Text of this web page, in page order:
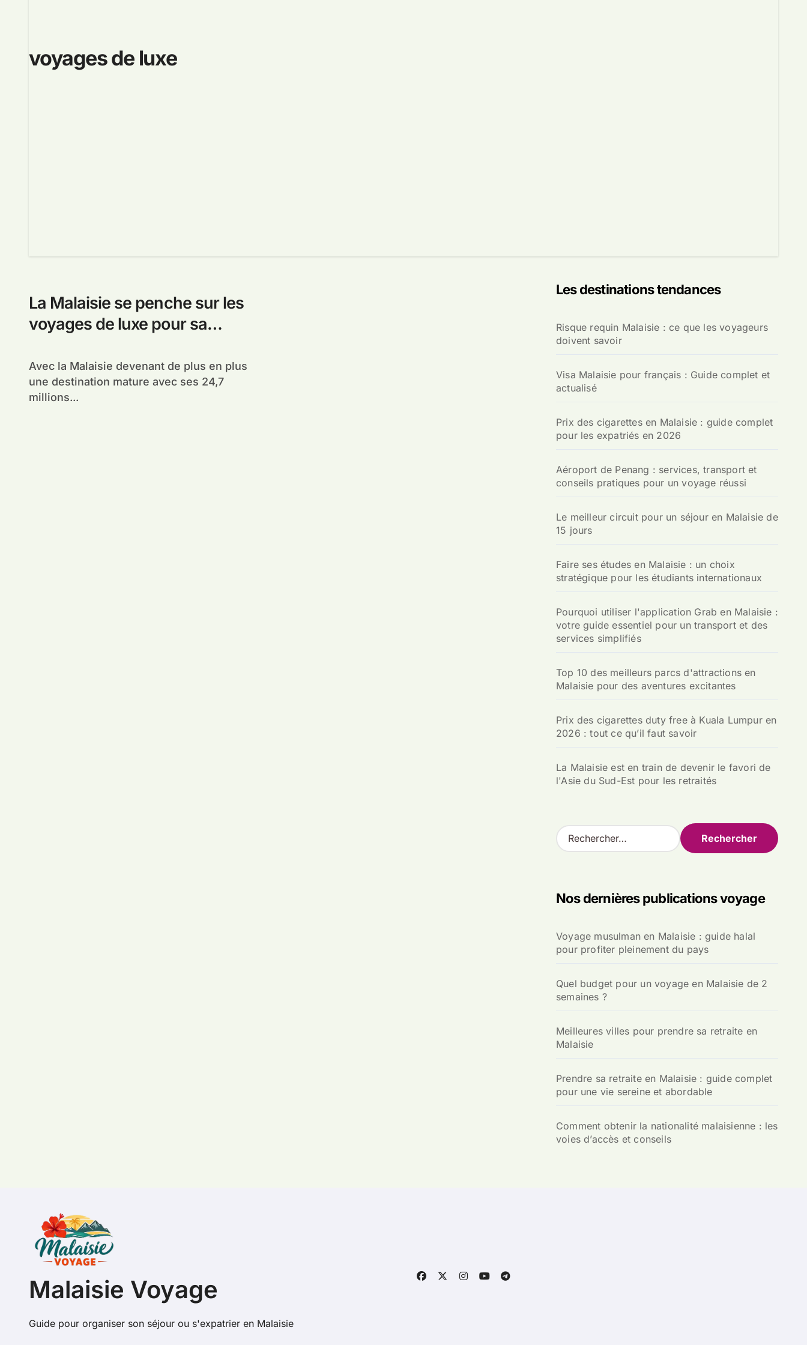
voyages de luxe
La Malaisie se penche sur les
voyages de luxe pour sa
développement
Avec la Malaisie devenant de plus en plus
une destination mature avec ses 24,7
millions...
Les destinations tendances
Risque requin Malaisie : ce que les voyageurs
doivent savoir
Visa Malaisie pour français : Guide complet et
actualisé
Prix des cigarettes en Malaisie : guide complet
pour les expatriés en 2026
Aéroport de Penang : services, transport et
conseils pratiques pour un voyage réussi
Le meilleur circuit pour un séjour en Malaisie de
15 jours
Faire ses études en Malaisie : un choix
stratégique pour les étudiants internationaux
Pourquoi utiliser l'application Grab en Malaisie :
votre guide essentiel pour un transport et des
services simplifiés
Top 10 des meilleurs parcs d'attractions en
Malaisie pour des aventures excitantes
Prix des cigarettes duty free à Kuala Lumpur en
2026 : tout ce qu’il faut savoir
La Malaisie est en train de devenir le favori de
l'Asie du Sud-Est pour les retraités
R
e
r
e
r
Nos dernières publications voyage
Voyage musulman en Malaisie : guide halal
pour profiter pleinement du pays
Quel budget pour un voyage en Malaisie de 2
semaines ?
Meilleures villes pour prendre sa retraite en
Malaisie
Prendre sa retraite en Malaisie : guide complet
pour une vie sereine et abordable
Comment obtenir la nationalité malaisienne : les
voies d’accès et conseils
Malaisie Voyage
Guide pour organiser son séjour ou s'expatrier en Malaisie